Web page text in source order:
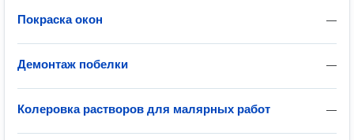
—
Покраска окон
—
Демонтаж побелки
—
Колеровка растворов для малярных работ